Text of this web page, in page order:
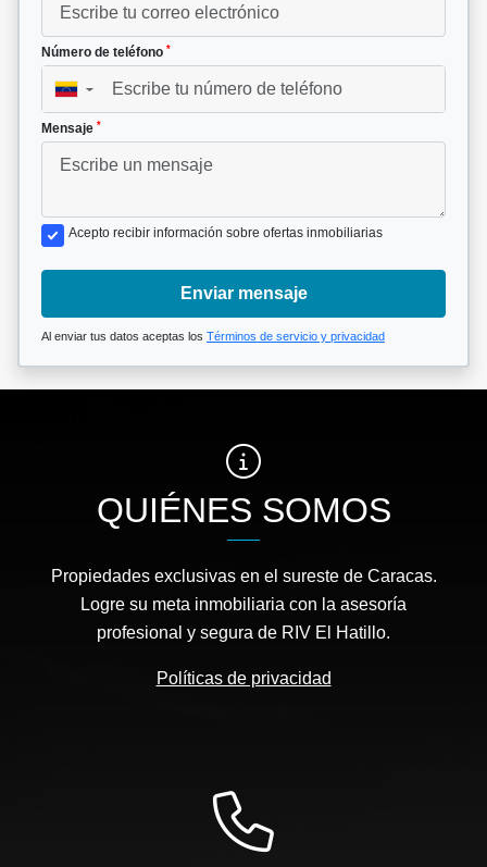
Número de teléfono *
▼
Mensaje *
Acepto recibir información sobre ofertas inmobiliarias
Enviar mensaje
Al enviar tus datos aceptas los Términos de servicio y privacidad
QUIÉNES SOMOS
Propiedades exclusivas en el sureste de Caracas.
Logre su meta inmobiliaria con la asesoría
profesional y segura de RIV El Hatillo.
Políticas de privacidad